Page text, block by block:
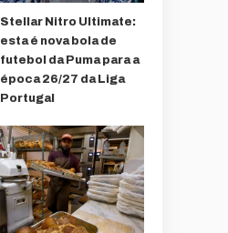
Stellar Nitro Ultimate:
esta é nova bola de
futebol da Puma para a
época 26/27 da Liga
Portugal